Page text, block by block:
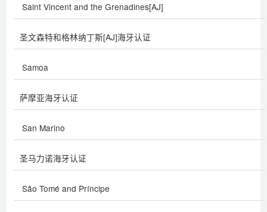
Saint Vincent and the Grenadines[AJ]
圣文森特和格林纳丁斯[AJ]海牙认证
Samoa
萨摩亚海牙认证
San Marino
圣马力诺海牙认证
São Tomé and Príncipe